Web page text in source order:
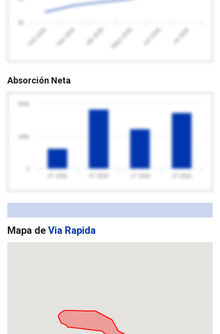
Feb 2026 Mar 2026 Abr 2026 Mayo 2026 Jun 2026 Jul 2026
Absorción Neta
Mapa de Via Rapida